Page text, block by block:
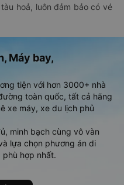
hoả, luôn đảm bảo có vé
Máy bay,
tiện với hơn 3000+ nhà
toàn quốc, tất cả hãng
xe máy, xe du lịch phủ
minh bạch cùng vô vàn
lựa chọn phương án di
hợp nhất.